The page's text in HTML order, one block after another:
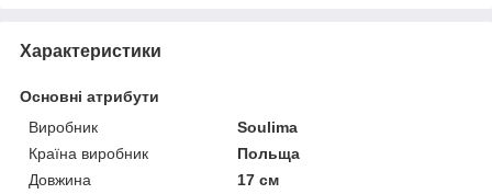
Характеристики
Основні атрибути
Виробник
Soulima
Країна виробник
Польща
Довжина
17 см